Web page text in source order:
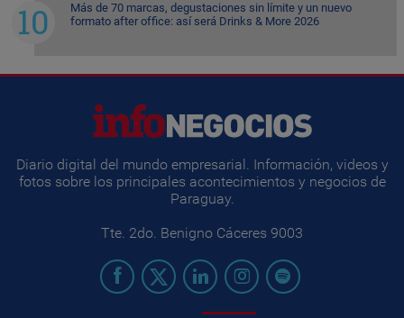
Más de 70 marcas, degustaciones sin límite y un nuevo
formato after office: así será Drinks & More 2026
Diario digital del mundo empresarial. Información, videos y
fotos sobre los principales acontecimientos y negocios de
Paraguay.
Tte. 2do. Benigno Cáceres 9003